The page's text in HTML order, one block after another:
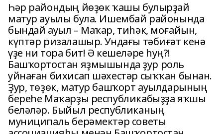
Һәр райондың йөҙөк ҡашы булырҙай
матур ауылы була. Ишембай районында
бындай ауыл – Маҡар, тиһәк, моғайын,
күптәр ризалашыр. Ундағы тәбиғәт кенә
үҙе ни тора бит! Ә кешеләре һуң?!
Башҡортостан яҙмышында ҙур роль
уйнаған бихисап шәхестәр сыҡҡан бынан.
Ҙур, төҙөк, матур башҡорт ауылдарының
береһе Маҡарҙы республикабыҙҙа яҡшы
беләләр. Быйыл республиканың
муниципаль берәмектәр советы